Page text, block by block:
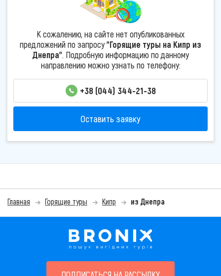
К сожалению, на сайте нет опубликованных
предложений по запросу"Горящие туры на Кипр из
Днепра". Подробную информацию по данному
направлению можно узнать по телефону:
+38 (044) 344-21-38
Оставить заявку
Главная Горящие туры Кипр из Днепра